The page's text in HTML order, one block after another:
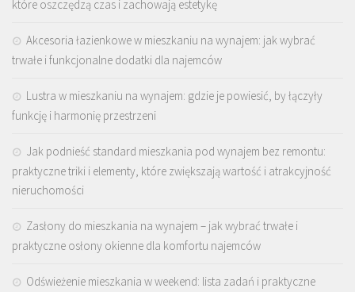
które oszczędzą czas i zachowają estetykę
Akcesoria łazienkowe w mieszkaniu na wynajem: jak wybrać
trwałe i funkcjonalne dodatki dla najemców
Lustra w mieszkaniu na wynajem: gdzie je powiesić, by łączyły
funkcję i harmonię przestrzeni
Jak podnieść standard mieszkania pod wynajem bez remontu:
praktyczne triki i elementy, które zwiększają wartość i atrakcyjność
nieruchomości
Zasłony do mieszkania na wynajem – jak wybrać trwałe i
praktyczne osłony okienne dla komfortu najemców
Odświeżenie mieszkania w weekend: lista zadań i praktyczne